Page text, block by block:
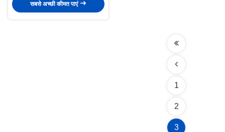
सबसे अच्छी कीमत पाएं
1
2
3